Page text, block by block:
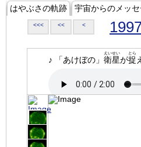
はやぶさの軌跡 宇宙からのメッ
<<< << <
♪ 「あけぼの」 衛星
えいせい
が捉
とら